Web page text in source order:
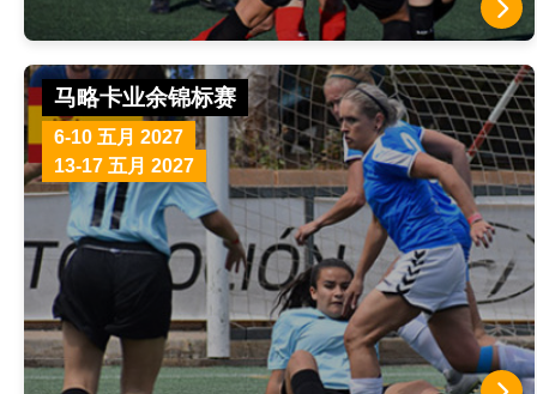
马略卡业余锦标赛
6-10 五月 2027
13-17 五月 2027